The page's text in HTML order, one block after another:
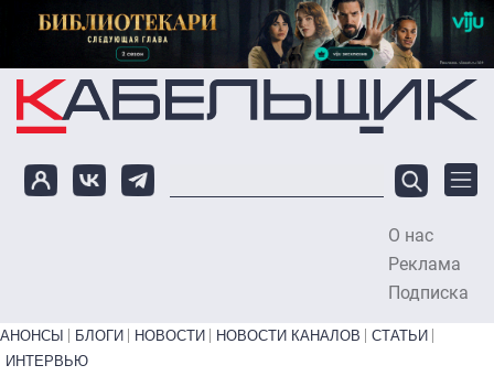
Перейти к основному содержанию
О нас
Реклама
Подписка
Primary links bottom
АНОНСЫ БЛОГИ НОВОСТИ НОВОСТИ КАНАЛОВ
СТАТЬИ
ИНТЕРВЬЮ